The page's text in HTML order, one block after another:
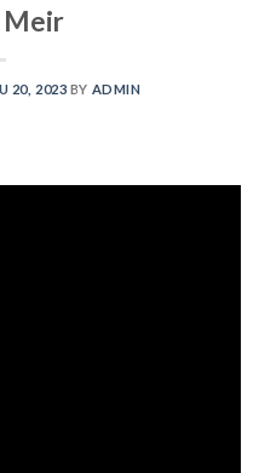
Meir
20, 2023 BY ADMIN